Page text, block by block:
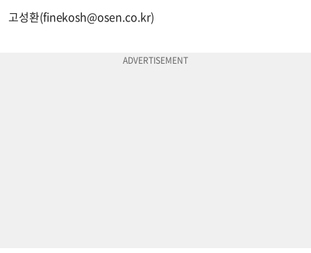
고성환(finekosh@osen.co.kr)